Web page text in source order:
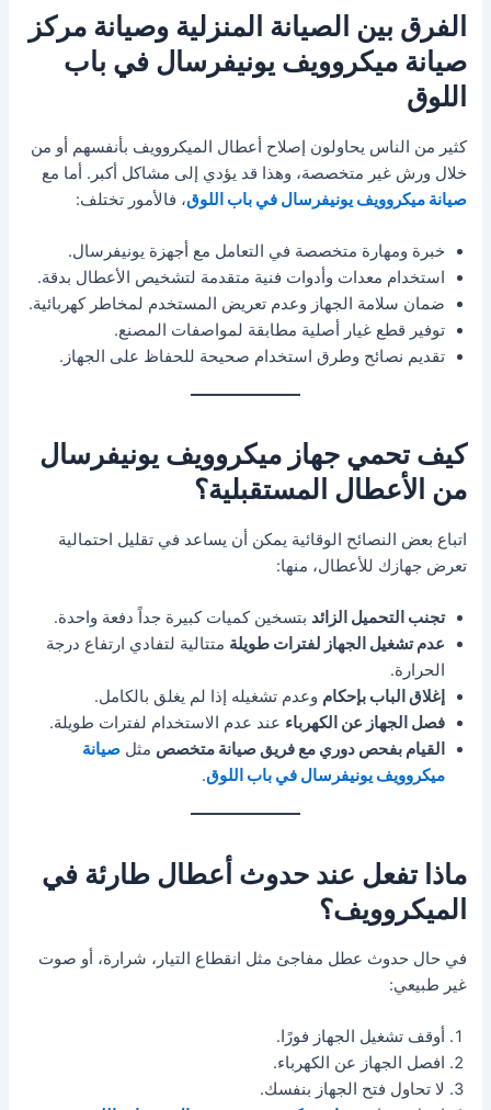
الفرق بين الصيانة المنزلية وصيانة مركز
صيانة ميكروويف يونيفرسال في باب
اللوق
كثير من الناس يحاولون إصلاح أعطال الميكروويف بأنفسهم أو من
خلال ورش غير متخصصة، وهذا قد يؤدي إلى مشاكل أكبر. أما مع
صيانة ميكروويف يونيفرسال في باب اللوق، فالأمور تختلف:
خبرة ومهارة متخصصة في التعامل مع أجهزة يونيفرسال.
استخدام معدات وأدوات فنية متقدمة لتشخيص الأعطال بدقة.
ضمان سلامة الجهاز وعدم تعريض المستخدم لمخاطر كهربائية.
توفير قطع غيار أصلية مطابقة لمواصفات المصنع.
تقديم نصائح وطرق استخدام صحيحة للحفاظ على الجهاز.
كيف تحمي جهاز ميكروويف يونيفرسال
من الأعطال المستقبلية؟
اتباع بعض النصائح الوقائية يمكن أن يساعد في تقليل احتمالية
تعرض جهازك للأعطال، منها:
تجنب التحميل الزائد بتسخين كميات كبيرة جداً دفعة واحدة.
عدم تشغيل الجهاز لفترات طويلة متتالية لتفادي ارتفاع درجة
الحرارة.
إغلاق الباب بإحكام وعدم تشغيله إذا لم يغلق بالكامل.
فصل الجهاز عن الكهرباء عند عدم الاستخدام لفترات طويلة.
القيام بفحص دوري مع فريق صيانة متخصص مثلصيانة
ميكروويف يونيفرسال في باب اللوق.
ماذا تفعل عند حدوث أعطال طارئة في
الميكروويف؟
في حال حدوث عطل مفاجئ مثل انقطاع التيار، شرارة، أو صوت
غير طبيعي:
أوقف تشغيل الجهاز فورًا.
افصل الجهاز عن الكهرباء.
لا تحاول فتح الجهاز بنفسك.